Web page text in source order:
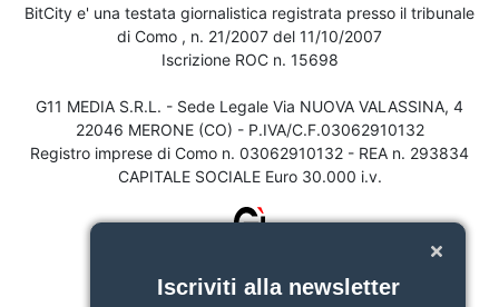
BitCity e' una testata giornalistica registrata presso il tribunale
di Como , n. 21/2007 del 11/10/2007
Iscrizione ROC n. 15698
G11 MEDIA S.R.L. - Sede Legale Via NUOVA VALASSINA, 4
22046 MERONE (CO) - P.IVA/C.F.03062910132
Registro imprese di Como n. 03062910132 - REA n. 293834
CAPITALE SOCIALE Euro 30.000 i.v.
Iscriviti alla newsletter